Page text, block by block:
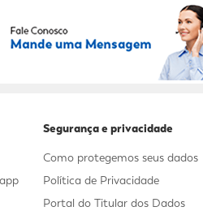
RECEBER OFERTAS EXCLUSIVAS!
Segurança e privacidade
Como protegemos seus dados
Política de Privacidade
Portal do Titular dos Dados